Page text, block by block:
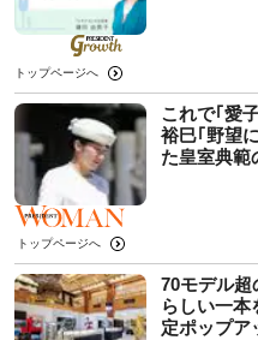
トップページへ
これで｢愛
裕巳｢野望
た皇室典範
トップページへ
70モデル超
らしい一本
定ポップア